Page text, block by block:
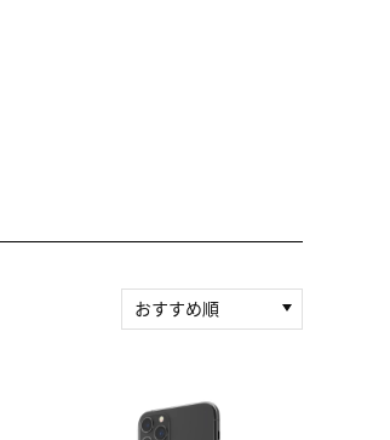
おすすめ順
順）
人気順